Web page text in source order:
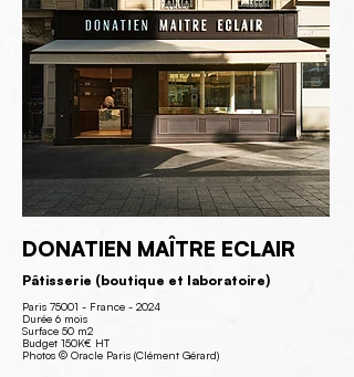
DONATIEN MAÎTRE ECLAIR
Pâtisserie (boutique et laboratoire)
Paris 75001 - France - 2024
Durée 6 mois
Surface 50 m2
Budget 150K€ HT
Photos © Oracle Paris (Clément Gérard)